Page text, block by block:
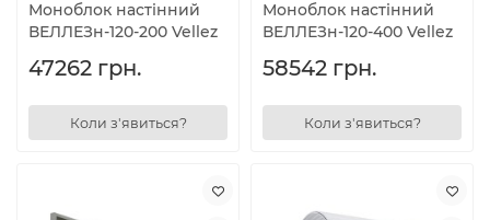
Моноблок настінний
ВЕЛЛЕЗн-120-200 Vellez
47262 грн.
Коли з'явиться?
Моноблок настінний
ВЕЛЛЕЗн-120-400 Vellez
58542 грн.
Коли з'явиться?